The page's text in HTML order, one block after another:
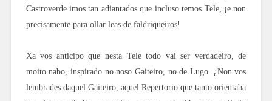
Castroverde imos tan adiantados que incluso temos Tele, ¡e non
precisamente para ollar leas de faldriqueiros!
Xa vos anticipo que nesta Tele todo vai ser verdadeiro, de
moito nabo, inspirado no noso Gaiteiro, no de Lugo. ¿Non vos
lembrades daquel Gaiteiro, aquel Repertorio que tanto orientaba